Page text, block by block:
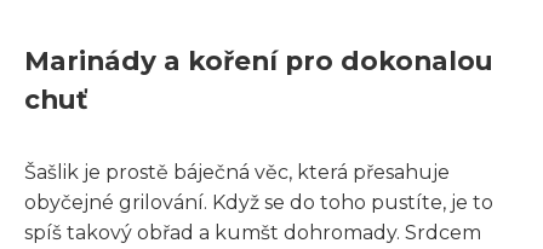
Marinády a koření pro dokonalou
chuť
Šašlik je prostě báječná věc, která přesahuje
obyčejné grilování. Když se do toho pustíte, je to
spíš takový obřad a kumšt dohromady. Srdcem